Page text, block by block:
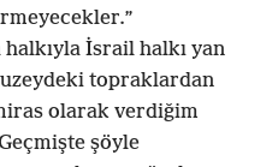
İsrail halkı yan
topraklardan
olarak verdiğim
şöyle